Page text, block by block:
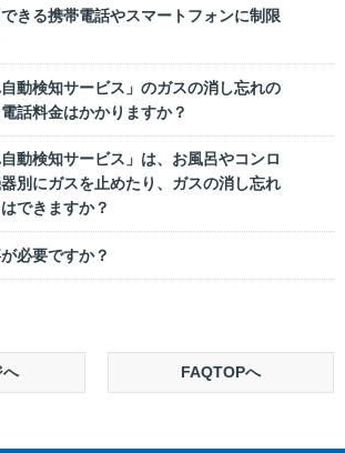
きる携帯電話やスマートフォンに制限
自動検知サービス」のガスの消し忘れの
話料金はかかりますか？
自動検知サービス」は、お風呂やコンロ
別にガスを止めたり、ガスの消し忘れ
できますか？
必要ですか？
へ FAQTOPへ